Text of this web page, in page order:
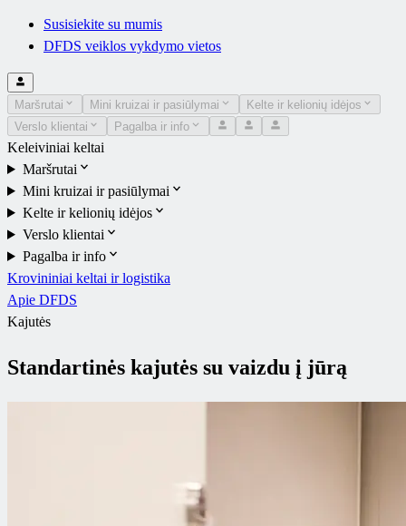
Susisiekite su mumis
DFDS veiklos vykdymo vietos
Maršrutai Mini kruizai ir pasiūlymai
Kelte ir kelionių idėjos
Verslo klientai
Pagalba ir info
Keleiviniai keltai
Maršrutai
Mini kruizai ir pasiūlymai
Kelte ir kelionių idėjos
Verslo klientai
Pagalba ir info
Krovininiai keltai ir logistika
Apie DFDS
Kajutės
Standartinės kajutės su vaizdu į jūrą